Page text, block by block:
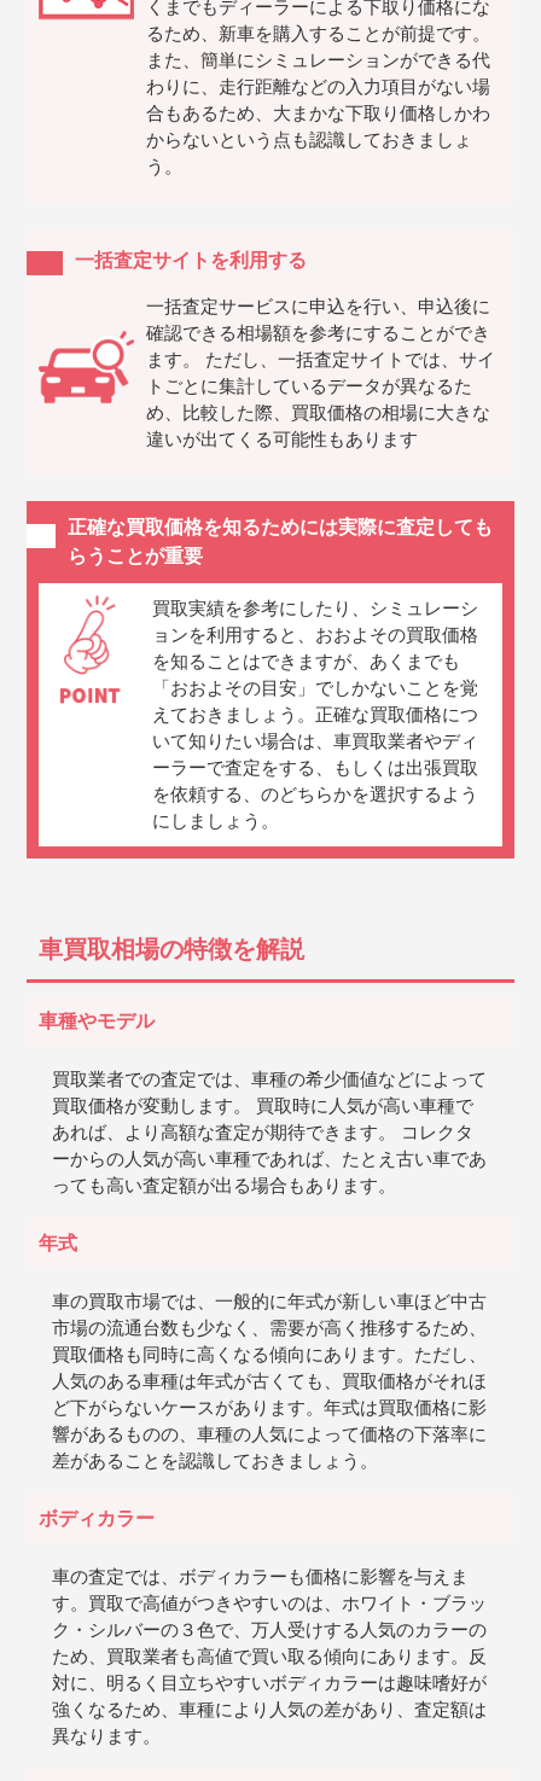
くまでもディーラーによる下取り価格にな
るため、新車を購入することが前提です。
また、簡単にシミュレーションができる代
わりに、走行距離などの入力項目がない場
合もあるため、大まかな下取り価格しかわ
からないという点も認識しておきましょ
う。
一括査定サイトを利用する
一括査定サービスに申込を行い、申込後に
確認できる相場額を参考にすることができ
ます。 ただし、一括査定サイトでは、サイ
トごとに集計しているデータが異なるた
め、比較した際、買取価格の相場に大きな
違いが出てくる可能性もあります
正確な買取価格を知るためには実際に査定しても
らうことが重要
買取実績を参考にしたり、シミュレーシ
ョンを利用すると、おおよその買取価格
を知ることはできますが、あくまでも
「おおよその目安」でしかないことを覚
えておきましょう。正確な買取価格につ
いて知りたい場合は、車買取業者やディ
ーラーで査定をする、もしくは出張買取
を依頼する、のどちらかを選択するよう
にしましょう。
車買取相場の特徴を解説
車種やモデル
買取業者での査定では、車種の希少価値などによって
買取価格が変動します。 買取時に人気が高い車種で
あれば、より高額な査定が期待できます。 コレクタ
ーからの人気が高い車種であれば、たとえ古い車であ
っても高い査定額が出る場合もあります。
年式
車の買取市場では、一般的に年式が新しい車ほど中古
市場の流通台数も少なく、需要が高く推移するため、
買取価格も同時に高くなる傾向にあります。ただし、
人気のある車種は年式が古くても、買取価格がそれほ
ど下がらないケースがあります。年式は買取価格に影
響があるものの、車種の人気によって価格の下落率に
差があることを認識しておきましょう。
ボディカラー
車の査定では、ボディカラーも価格に影響を与えま
す。買取で高値がつきやすいのは、ホワイト・ブラッ
ク・シルバーの３色で、万人受けする人気のカラーの
ため、買取業者も高値で買い取る傾向にあります。反
対に、明るく目立ちやすいボディカラーは趣味嗜好が
強くなるため、車種により人気の差があり、査定額は
異なります。